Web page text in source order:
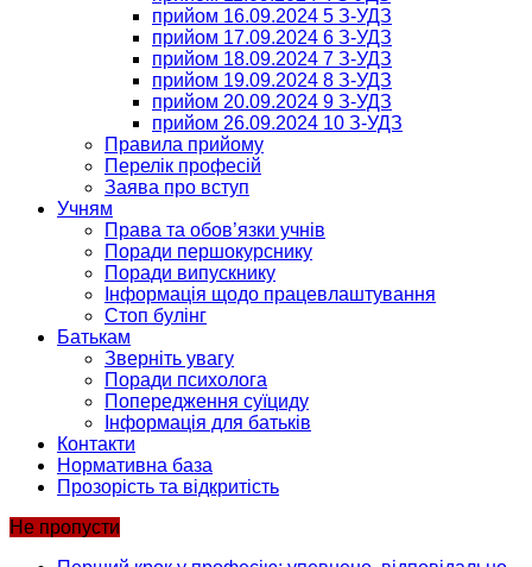
прийом 16.09.2024 5 З-УДЗ
прийом 17.09.2024 6 З-УДЗ
прийом 18.09.2024 7 З-УДЗ
прийом 19.09.2024 8 З-УДЗ
прийом 20.09.2024 9 З-УДЗ
прийом 26.09.2024 10 З-УДЗ
Правила прийому
Перелік професій
Заява про вступ
Учням
Права та обов’язки учнів
Поради першокурснику
Поради випускнику
Інформація щодо працевлаштування
Стоп булінг
Батькам
Зверніть увагу
Поради психолога
Попередження суїциду
Інформація для батьків
Контакти
Нормативна база
Прозорість та відкритість
Не пропусти